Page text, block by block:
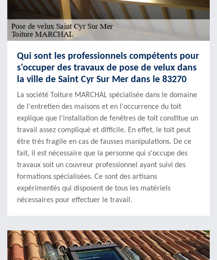
Qui sont les professionnels compétents pour
s'occuper des travaux de pose de velux dans
la ville de Saint Cyr Sur Mer dans le 83270
La société Toiture MARCHAL spécialisée dans le domaine
de l'entretien des maisons et en l'occurrence du toit
explique que l'installation de fenêtres de toit constitue un
travail assez compliqué et difficile. En effet, le toit peut
être très fragile en cas de fausses manipulations. De ce
fait, il est nécessaire que la personne qui s'occupe des
travaux soit un couvreur professionnel ayant suivi des
formations spécialisées. Ce sont des artisans
expérimentés qui disposent de tous les matériels
nécessaires pour effectuer le travail.